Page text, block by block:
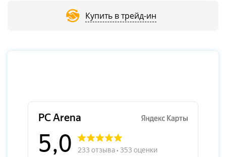
Купить в трейд-ин